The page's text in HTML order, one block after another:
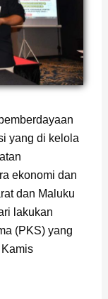
yang di kelola
ekonomi dan
dan Maluku
lakukan
(PKS) yang